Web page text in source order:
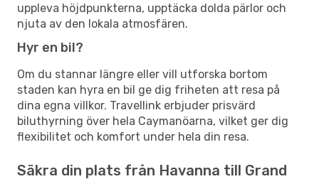
uppleva höjdpunkterna, upptäcka dolda pärlor och
njuta av den lokala atmosfären.
Hyr en bil?
Om du stannar längre eller vill utforska bortom
staden kan hyra en bil ge dig friheten att resa på
dina egna villkor. Travellink erbjuder prisvärd
biluthyrning över hela Caymanöarna, vilket ger dig
flexibilitet och komfort under hela din resa.
Säkra din plats från Havanna till Grand